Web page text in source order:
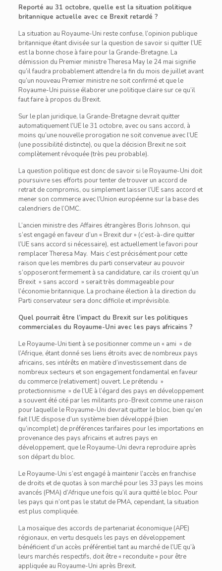
Reporté au 31 octobre, quelle est la situation politique
britannique actuelle avec ce Brexit retardé ?
La situation au Royaume-Uni reste confuse, l’opinion publique
britannique étant divisée sur la question de savoir si quitter l’UE
est la bonne chose à faire pour la Grande-Bretagne. La
démission du Premier ministre Theresa May le 24 mai signifie
qu’il faudra probablement attendre la fin du mois de juillet avant
qu’un nouveau Premier ministre ne soit confirmé et que le
Royaume-Uni puisse élaborer une politique claire sur ce qu’il
faut faire à propos du Brexit.
Sur le plan juridique, la Grande-Bretagne devrait quitter
automatiquement l’UE le 31 octobre, avec ou sans accord, à
moins qu’une nouvelle prorogation ne soit convenue avec l’UE
(une possibilité distincte), ou que la décision Brexit ne soit
complètement révoquée (très peu probable).
La question politique est donc de savoir si le Royaume-Uni doit
poursuivre ses efforts pour tenter de trouver un accord de
retrait de compromis, ou simplement laisser l’UE sans accord et
mener son commerce avec l’Union européenne sur la base des
calendriers de l’OMC.
L’ancien ministre des Affaires étrangères Boris Johnson, qui
s’est engagé en faveur d’un « Brexit dur » (c’est-à-dire quitter
l’UE sans accord si nécessaire), est actuellement le favori pour
remplacer Theresa May. Mais c’est précisément pour cette
raison que les membres du parti conservateur au pouvoir
s’opposeront fermement à sa candidature, car ils croient qu’un
Brexit » sans accord » serait très dommageable pour
l’économie britannique. La prochaine élection à la direction du
Parti conservateur sera donc difficile et imprévisible.
Quel pourrait être l’impact du Brexit sur les politiques
commerciales du Royaume-Uni avec les pays africains ?
Le Royaume-Uni tient à se positionner comme un « ami » de
l’Afrique, étant donné ses liens étroits avec de nombreux pays
africains, ses intérêts en matière d’investissement dans de
nombreux secteurs et son engagement fondamental en faveur
du commerce (relativement) ouvert. Le prétendu »
protectionnisme » de l’UE à l’égard des pays en développement
a souvent été cité par les militants pro-Brexit comme une raison
pour laquelle le Royaume-Uni devrait quitter le bloc, bien qu’en
fait l’UE dispose d’un système bien développé (bien
qu’incomplet) de préférences tarifaires pour les importations en
provenance des pays africains et autres pays en
développement, que le Royaume-Uni devra reproduire après
son départ du bloc.
Le Royaume-Uni s’est engagé à maintenir l’accès en franchise
de droits et de quotas à son marché pour les 33 pays les moins
avancés (PMA) d’Afrique une fois qu’il aura quitté le bloc. Pour
les pays qui n’ont pas le statut de PMA, cependant, la situation
est plus compliquée.
La mosaïque des accords de partenariat économique (APE)
régionaux, en vertu desquels les pays en développement
bénéficient d’un accès préférentiel tant au marché de l’UE qu’à
leurs marchés respectifs, doit être « reconduite » pour être
appliquée au Royaume-Uni après Brexit.